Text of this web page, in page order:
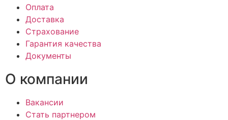
Оплата
Доставка
Страхование
Гарантия качества
Документы
О компании
Вакансии
Стать партнером